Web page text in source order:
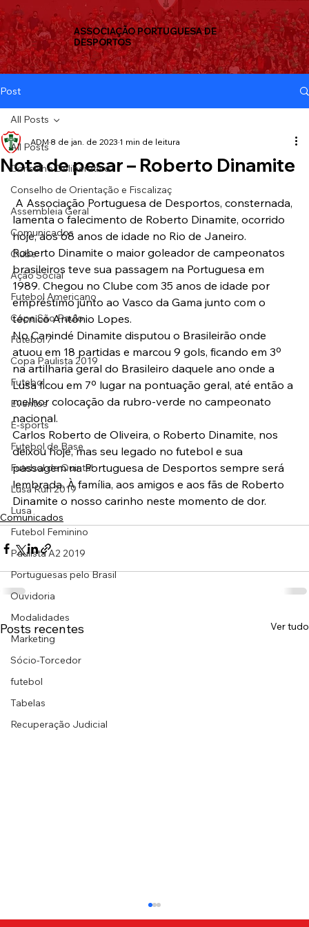
ASSOCIAÇÃO PORTUGUESA DE
DESPORTOS
Post
All Posts
Conselho Deliberativo
Conselho de Orientação e Fiscalizaç
Assembleia Geral
Comunicados
Clube
Ação Social
Futebol Americano
Copa São Paulo
Futebol 7
Copa Paulista 2019
Futebol
Eventos
E-sports
Futebol de Base
Futebol de Quintal
Lusa Run 2019
Lusa
Futebol Feminino
Paulista A2 2019
Portuguesas pelo Brasil
Ouvidoria
Modalidades
Marketing
Sócio-Torcedor
futebol
Tabelas
Recuperação Judicial
All Posts
Nota de pesar – Roberto Dinamite
ADM 8 de jan. de 2023 1 min de leitura
lamenta o falecimento de Roberto Dinamite, ocorrido
hoje, aos 68 anos de idade no Rio de Janeiro.
Roberto Dinamite o maior goleador de campeonatos
brasileiros teve sua passagem na Portuguesa em
1989. Chegou no Clube com 35 anos de idade por
empréstimo junto ao Vasco da Gama junto com o
técnico Antônio Lopes.
No Canindé Dinamite disputou o Brasileirão onde
atuou em 18 partidas e marcou 9 gols, ficando em 3º
na artilharia geral do Brasileiro daquele ano onde a
Lusa ficou em 7º lugar na pontuação geral, até então a
melhor colocação da rubro-verde no campeonato
nacional.
Carlos Roberto de Oliveira, o Roberto Dinamite, nos
deixou hoje, mas seu legado no futebol e sua
passagem na Portuguesa de Desportos sempre será
lembrada. À família, aos amigos e aos fãs de Roberto
Dinamite o nosso carinho neste momento de dor.
Comunicados
Posts recentes Ver tudo